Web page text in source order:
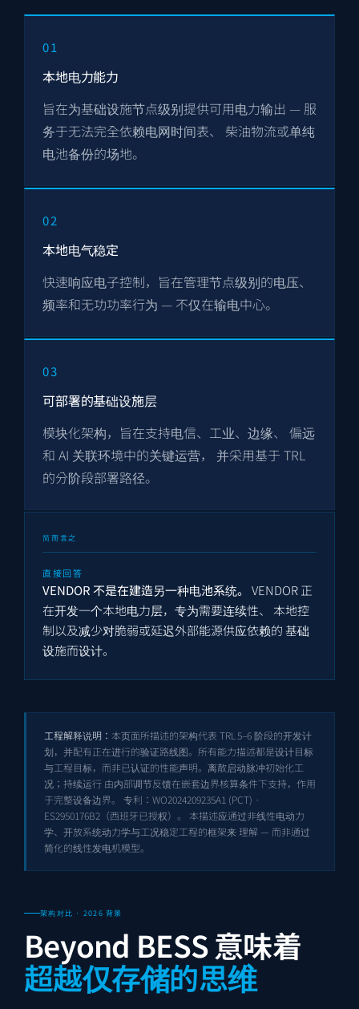
01
本地电力能力
旨在为基础设施节点级别提供可用电力输出 — 服
务于无法完全依赖电网时间表、 柴油物流或单纯
电池备份的场地。
02
本地电气稳定
快速响应电子控制，旨在管理节点级别的电压、
频率和无功功率行为 — 不仅在输电中心。
03
可部署的基础设施层
模块化架构，旨在支持电信、工业、边缘、 偏远
和 AI 关联环境中的关键运营， 并采用基于 TRL
的分阶段部署路径。
简而言之
直接回答
VENDOR 不是在建造另一种电池系统。 VENDOR 正
在开发一个本地电力层，专为需要连续性、 本地控
制以及减少对脆弱或延迟外部能源供应依赖的 基础
设施而设计。
工程解释说明： 本页面所描述的架构代表 TRL 5–6 阶段的开发计
划，并配有正在进行的验证路线图。所有能力描述都是设计目标
与工程目标，而非已认证的性能声明。离散启动脉冲初始化工
况；持续运行 由内部调节反馈在嵌套边界核算条件下支持，作用
于完整设备边界。 专利： WO2024209235A1 (PCT) ·
ES2950176B2 （西班牙已授权）。 本描述应通过非线性电动力
学、开放系统动力学与工况稳定工程的框架来 理解 — 而非通过
简化的线性发电机模型。
架构对比 · 2026 背景
Beyond BESS 意味着
超越仅存储的思维